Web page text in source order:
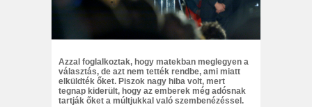
Azzal foglalkoztak, hogy matekban meglegyen a
választás, de azt nem tették rendbe, ami miatt
elküldték őket. Piszok nagy hiba volt, mert
tegnap kiderült, hogy az emberek még adósnak
tartják őket a múltjukkal való szembenézéssel.